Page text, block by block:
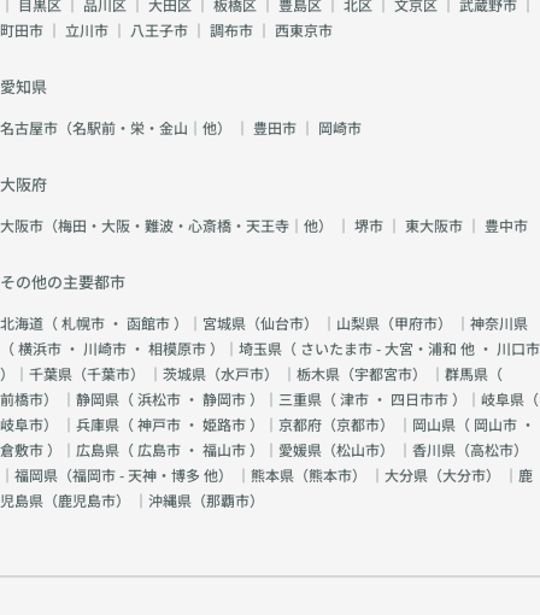
｜ 目黒区 ｜ 品川区 ｜ 大田区 ｜ 板橋区 ｜ 豊島区 ｜ 北区 ｜ 文京区 ｜ 武蔵野市 ｜
町田市 ｜ 立川市 ｜ 八王子市 ｜ 調布市 ｜ 西東京市
愛知県
名古屋市（名駅前・栄・金山｜他） ｜ 豊田市 ｜ 岡崎市
大阪府
大阪市（梅田・大阪・難波・心斎橋・天王寺｜他） ｜ 堺市 ｜ 東大阪市 ｜ 豊中市
その他の主要都市
北海道（札幌市 ・ 函館市）｜宮城県（仙台市） ｜山梨県（甲府市） ｜神奈川県
（横浜市 ・ 川崎市 ・ 相模原市）｜埼玉県（ さいたま市 - 大宮・浦和 他 ・ 川口市
）｜千葉県（千葉市） ｜茨城県（水戸市） ｜栃木県（宇都宮市） ｜群馬県（
前橋市） ｜静岡県（浜松市 ・ 静岡市）｜三重県（津市 ・ 四日市市）｜岐阜県（
岐阜市） ｜兵庫県（神戸市 ・ 姫路市）｜京都府（京都市） ｜岡山県（ 岡山市 ・
倉敷市）｜広島県（ 広島市 ・ 福山市）｜愛媛県（松山市） ｜香川県（高松市）
｜福岡県（福岡市 - 天神・博多 他） ｜熊本県（熊本市） ｜大分県（大分市） ｜鹿
児島県（鹿児島市） ｜沖縄県（那覇市）